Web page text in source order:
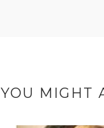
YOU MIGHT